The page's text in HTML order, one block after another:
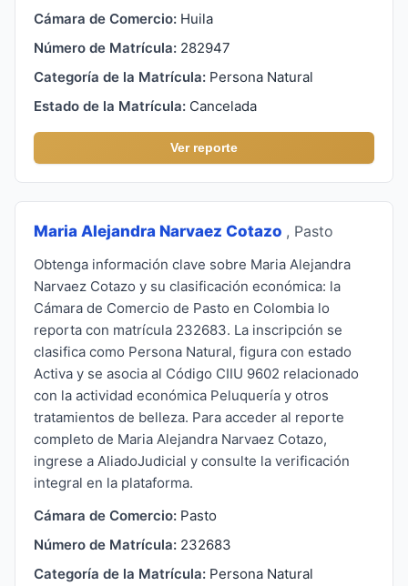
Cámara de Comercio: Huila
Número de Matrícula: 282947
Categoría de la Matrícula: Persona Natural
Estado de la Matrícula: Cancelada
Ver reporte
Maria Alejandra Narvaez Cotazo , Pasto
Obtenga información clave sobre Maria Alejandra
Narvaez Cotazo y su clasificación económica: la
Cámara de Comercio de Pasto en Colombia lo
reporta con matrícula 232683. La inscripción se
clasifica como Persona Natural, figura con estado
Activa y se asocia al Código CIIU 9602 relacionado
con la actividad económica Peluquería y otros
tratamientos de belleza. Para acceder al reporte
completo de Maria Alejandra Narvaez Cotazo,
ingrese a AliadoJudicial y consulte la verificación
integral en la plataforma.
Cámara de Comercio: Pasto
Número de Matrícula: 232683
Categoría de la Matrícula: Persona Natural